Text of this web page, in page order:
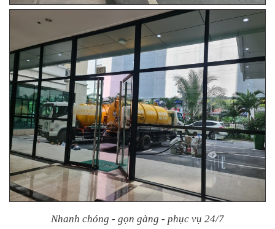
Nhanh chóng - gọn gàng - phục vụ 24/7